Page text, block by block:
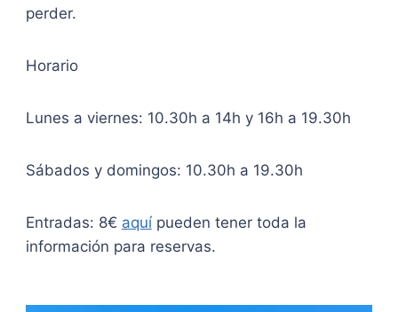
perder.
Horario
Lunes a viernes: 10.30h a 14h y 16h a 19.30h
Sábados y domingos: 10.30h a 19.30h
Entradas: 8€ aquípueden tener toda la
información para reservas.